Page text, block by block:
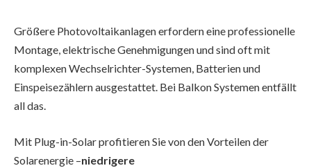
Größere Photovoltaikanlagen erfordern eine professionelle
Montage, elektrische Genehmigungen und sind oft mit
komplexen Wechselrichter-Systemen, Batterien und
Einspeisezählern ausgestattet. Bei Balkon Systemen entfällt
all das.
Mit Plug-in-Solar profitieren Sie von den Vorteilen der
Solarenergie –niedrigere